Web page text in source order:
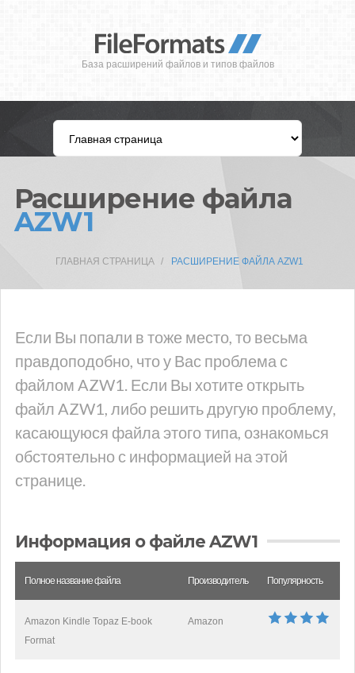
База расширений файлов и типов файлов
Расширение файла
AZW1
ГЛАВНАЯ СТРАНИЦА РАСШИРЕНИЕ ФАЙЛА AZW1
Если Вы попали в тоже место, то весьма
правдоподобно, что у Вас проблема с
файлом AZW1. Если Вы хотите открыть
файл AZW1, либо решить другую проблему,
касающуюся файла этого типа, ознакомься
обстоятельно с информацией на этой
странице.
Информация о файле AZW1
Полное название файла Производитель Популярность
Amazon Kindle Topaz E-book
Format
Amazon